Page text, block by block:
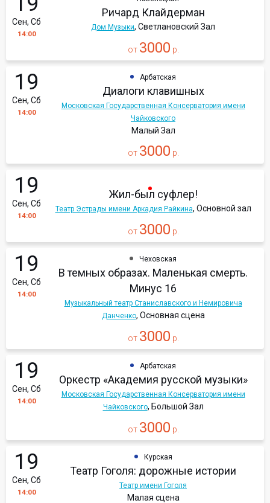
Сен, Сб
14:00
Ричард Клайдерман
Дом Музыки, Светлановский Зал
от 3000 р.
19
Сен, Сб
14:00
Арбатская
Диалоги клавишных
Московская Государственная Консерватория имени
Чайковского
Малый Зал
от 3000 р.
19
Сен, Сб
14:00
Жил-был суфлер!
Театр Эстрады имени Аркадия Райкина, Основной зал
от 3000 р.
19
Сен, Сб
14:00
Чеховская
В темных образах. Маленькая смерть.
Минус 16
Музыкальный театр Станиславского и Немировича
Данченко, Основная сцена
от 3000 р.
19
Сен, Сб
14:00
Арбатская
Оркестр «Академия русской музыки»
Московская Государственная Консерватория имени
Чайковского, Большой Зал
от 3000 р.
19
Сен, Сб
14:00
Курская
Театр Гоголя: дорожные истории
Театр имени Гоголя
Малая сцена